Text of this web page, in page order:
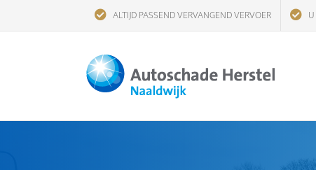
naar
ALTIJD PASSEND VERVANGEND VERVOER